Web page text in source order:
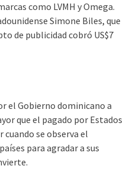
como LVMH y Omega.
Simone Biles, que
de publicidad cobró US$7
el Gobierno dominicano a
que el pagado por Estados
se observa el
para agradar a sus